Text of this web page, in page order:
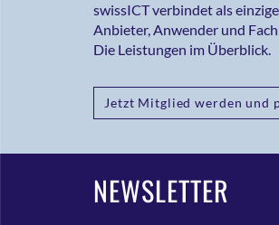
swissICT verbindet als
Anbieter, Anwender und
Die Leistungen im Überblick.
Jetzt Mitglied werden und
NEWSLETTER